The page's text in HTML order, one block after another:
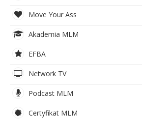
Move Your Ass
Akademia MLM
EFBA
Network TV
Podcast MLM
Certyfikat MLM